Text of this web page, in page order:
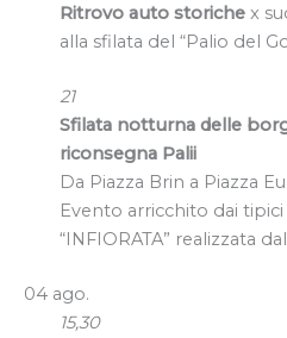
Ritrovo auto storiche x
alla sfilata del “Palio del
21
Sfilata notturna delle
riconsegna Palii
Da Piazza Brin a Piazza
Evento arricchito dai
“INFIORATA” realizzata
04 ago.
15,30